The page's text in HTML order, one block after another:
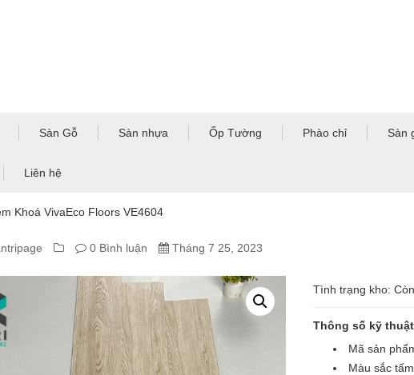
Sàn Gỗ Sàn nhựa Ốp Tường Phào chỉ Sàn
Liên hệ
Khoá VivaEco Floors VE4604
0 Bình luận Tháng 7 25, 2023
Tình trạng kho:
Thông số kỹ
Mã sản
Màu sắc